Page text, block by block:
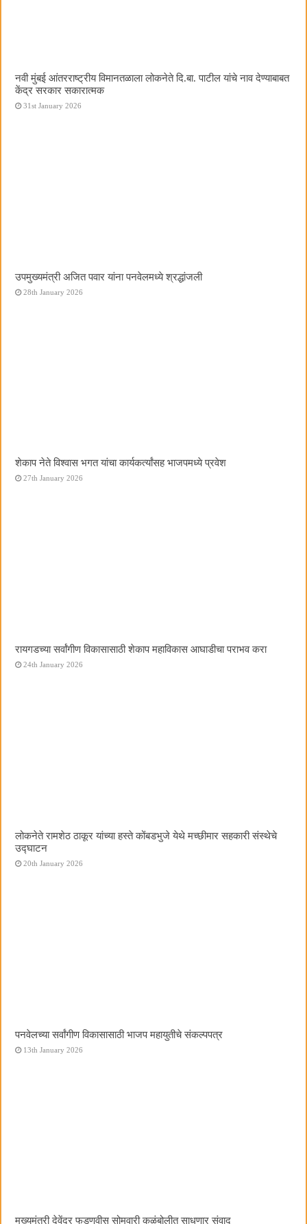
नवी मुंबई आंतरराष्ट्रीय विमानतळाला लोकनेते दि.बा. पाटील यांचे नाव देण्याबाबत
केंद्र सरकार सकारात्मक
31st January 2026
उपमुख्यमंत्री अजित पवार यांना पनवेलमध्ये श्रद्धांजली
28th January 2026
शेकाप नेते विश्वास भगत यांचा कार्यकर्त्यांसह भाजपमध्ये प्रवेश
27th January 2026
रायगडच्या सर्वांगीण विकासासाठी शेकाप महाविकास आघाडीचा पराभव करा
24th January 2026
लोकनेते रामशेठ ठाकूर यांच्या हस्ते कोंबडभुजे येथे मच्छीमार सहकारी संस्थेचे
उद्घाटन
20th January 2026
पनवेलच्या सर्वांगीण विकासासाठी भाजप महायुतीचे संकल्पपत्र
13th January 2026
मुख्यमंत्री देवेंद्र फडणवीस सोमवारी कळंबोलीत साधणार संवाद